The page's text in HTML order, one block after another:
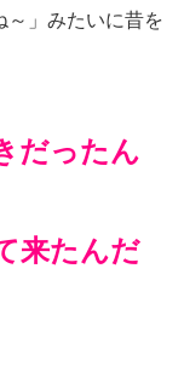
～」みたいに昔を
だったん
来たんだ